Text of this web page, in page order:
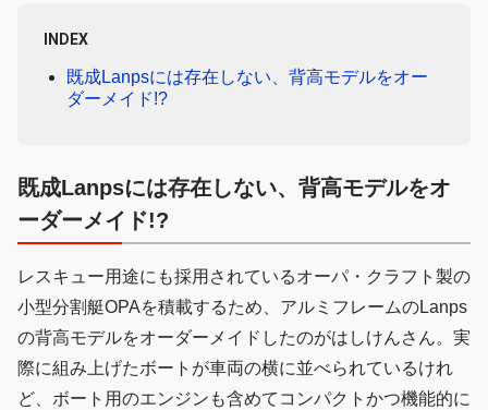
INDEX
既成Lanpsには存在しない、背高モデルをオー
ダーメイド!?
既成Lanpsには存在しない、背高モデルをオ
ーダーメイド!?
レスキュー用途にも採用されているオーパ・クラフト製の
小型分割艇OPAを積載するため、アルミフレームのLanps
の背高モデルをオーダーメイドしたのがはしけんさん。実
際に組み上げたボートが車両の横に並べられているけれ
ど、ボート用のエンジンも含めてコンパクトかつ機能的に